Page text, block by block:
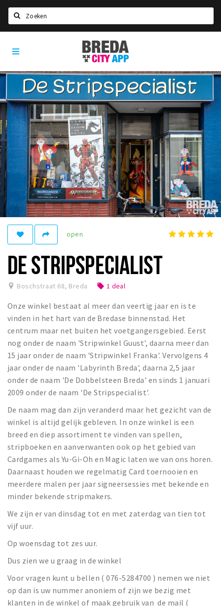
Home
Agenda
Deals
Party pics
Nieuws, interviews & blogs
Eten
Drinken
Slapen
Recreatief
Winkels
Winkelgebieden
Bezienswaardigheden
Musea, theaters & podia
Uitjes & activiteiten
Toeristische routes
Natuurgebieden
Baroniepoorten
Sport
Privacy
Inloggen
Breda
City
App
open
DE STRIPSPECIALIST
Boschstraat 68, Breda local_offer 1 deal
Onze winkel bestaat al meer dan veertig jaar en is te
vinden in het hart van de Bredase binnenstad. Het
centrum maar net buiten het voetgangersgebied. Eerst
nog onder de naam 'Stripwinkel Guust', daarna meer dan
15 jaar onder de naam 'Stripwinkel Franka'. Vervolgens 4
jaar onder de naam 'Labyrinth Breda', daarna 2,5 jaar
onder de naam 'De Dobbelsteen Breda' en sinds 1 januari
2009 onder de naam 'De Stripspecialist'.
De naam mag dan zijn veranderd maar het gezicht van de
winkel is altijd gelijk gebleven. In onze winkel is een
breed en diep assortiment te vinden van spellen,
stripboeken en aanverwanten ook op het gebied van
Cardgames als Yu-Gi-Oh en Magic laten we van ons horen.
Daarnaast houden we regelmatig Card toernooien en
meerdere malen per jaar signeersessies met bekende en
minder bekende stripmakers.
We zijn er van dinsdag tot en met zaterdag van tien tot
vijf uur.
Op woensdag tot zes uur.
Dus zien we u graag in de winkel
Voor vragen kunt u bellen ( 076-5284700 ) nemen we niet
op dan is uw nummer anoniem of zijn we bezig met
klanten in de winkel of maak gebruik van de mail (